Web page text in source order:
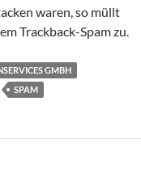
waren, so müllt
Trackback-Spam zu.
GMBH
SPAM